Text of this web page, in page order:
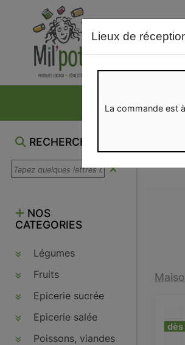
RECHERCHE
NOS
CATEGORIES
Légumes
Fruits
Epicerie sucrée
Epicerie salée
Poissons, viandes, volailles,
Lieux de
La commande est
dès